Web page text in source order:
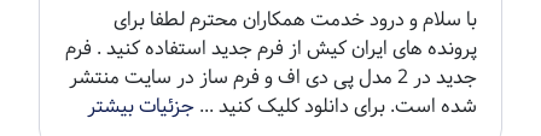
با سلام و درود خدمت همکاران محترم لطفا برای
پرونده های ایران کیش از فرم جدید استفاده کنید . فرم
جدید در 2 مدل پی دی اف و فرم ساز در سایت منتشر
شده است. برای دانلود کلیک کنید ...جزئیات بیشتر